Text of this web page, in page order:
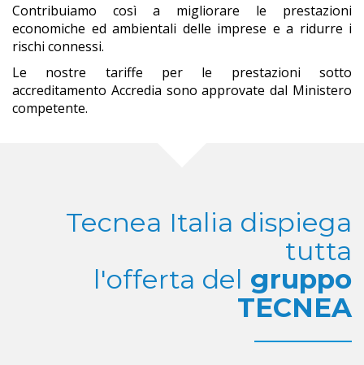
Contribuiamo così a migliorare le prestazioni
economiche ed ambientali delle imprese e a ridurre i
rischi connessi.
Le nostre tariffe per le prestazioni sotto
accreditamento Accredia sono approvate dal Ministero
competente.
Tecnea Italia dispiega
tutta
l'offerta del gruppo
TECNEA